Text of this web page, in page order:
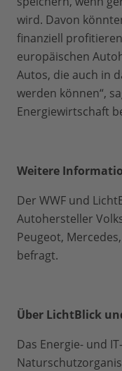
wird. Davon
finanziell
europäischen
Autos, die auch in
werden können“,
Energiewirtschaft
Weitere
Der WWF und
Autohersteller
Peugeot,
befragt.
Über LichtBlick
Das Energie- und